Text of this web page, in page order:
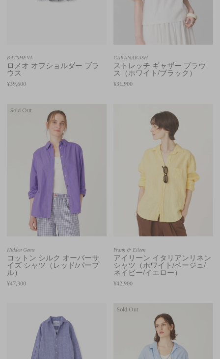
BATSHEVA
ロメオ オフショルダー ブラ
ウス
¥39,600
CABANABASH
ストレッチ ギャザー ブラウ
ス（ホワイト/ブラック）
¥31,900
Sold Out
Hidden Gems
コットン シルク オーバーサ
イズ シャツ（レッド/パープ
ル）
¥47,300
Frank & Eileen
アイリーン イタリアンリネン
シャツ（ホワイト/ベージュ/
ネイビー/イエロー）
¥42,900
Sold Out